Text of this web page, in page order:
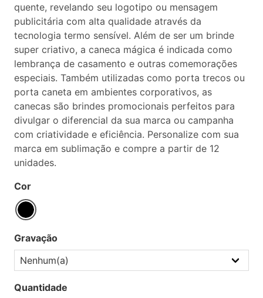
quente, revelando seu logotipo ou mensagem
publicitária com alta qualidade através da
tecnologia termo sensível. Além de ser um brinde
super criativo, a caneca mágica é indicada como
lembrança de casamento e outras comemorações
especiais. Também utilizadas como porta trecos ou
porta caneta em ambientes corporativos, as
canecas são brindes promocionais perfeitos para
divulgar o diferencial da sua marca ou campanha
com criatividade e eficiência. Personalize com sua
marca em sublimação e compre a partir de 12
unidades.
Cor
Gravação
Quantidade